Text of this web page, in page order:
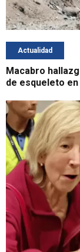
Actualidad
Macabro
de esqueleto